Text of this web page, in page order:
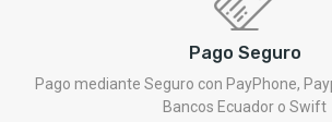
Pago Seguro
Pago mediante Seguro con PayPhone,
Bancos Ecuador o Swift